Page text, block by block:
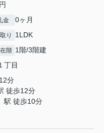
金 0ヶ月
り 1LDK
階 1階/3階建
丁目
分
徒歩12分
」駅 徒歩10分